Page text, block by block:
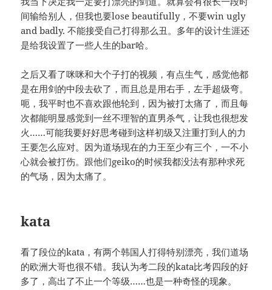
间输给别人，但我也要lose beautifully，不要win ugly
and badly. 不能接受自己打得那么丑。多年的设计生涯还
是给我设置了一些人生的bar哈。
之后又看了咪咪和大个子打的视频，有点生气，感觉他都
是在用剑的中段去砍了，而且总是用右手，左手超级弯。
呃，我平时也不喜欢跟他轮到，因为被打太痛了，而且每
次都能明显感觉到一丝不理智的直男杀气，让我也很想发
火……可能我要好好思考碰到这样初级又注重打到人的力
王要怎么应对。因为道场现在的力王至少有三个，一不小
心就会被打伤。跟他们geiko的时候我都没法有那种求死
的气场，因为太痛了。
kata
看了段位的kata，有两个韩国人打得特别漂亮，我们道场
的欧洲大哥也很不错。我认为考二段的kata比考四段的好
多了，高出了不止一个等级……也是一种奇怪的现象。